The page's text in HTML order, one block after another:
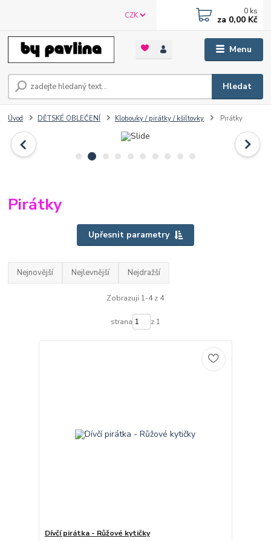
Menu
CZK
Hledat
0 ks
za 0,00 Kč
Úvod DĚTSKÉ OBLEČENÍ Klobouky / pirátky / kšiltovky Pirátky
Pirátky
Upřesnit parametry
Nejnovější Nejlevnější Nejdražší
Zobrazuji 1-4 z 4
strana z 1
Dívčí pirátka - Růžové kytičky